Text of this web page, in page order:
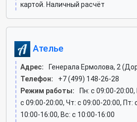
картой. Наличный расчёт
Ателье
Адрес:
Генерала Ермолова, 2
Телефон:
+7 (499) 148-26-28
Режим работы:
Пн: c 09:00-
c 09:00-20:00, Чт: c 09:00-20:00, Пт:
10:00-16:00, Вс: c 10:00-16:00